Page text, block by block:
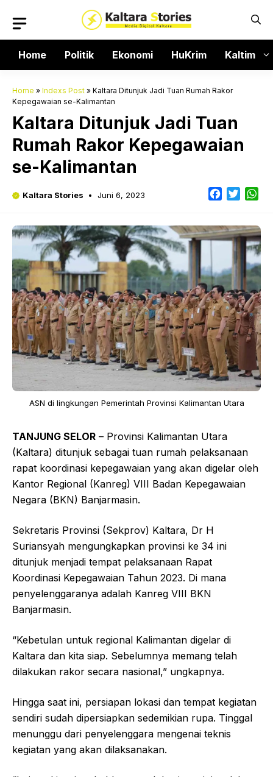
isi
Home
Politik Ekonomi HuKrim Kaltim
Home » Indexs Post » Kaltara Ditunjuk Jadi Tuan Rumah Rakor
Kepegawaian se-Kalimantan
Kaltara Ditunjuk Jadi Tuan
Rumah Rakor Kepegawaian
se-Kalimantan
Kaltara Stories Juni 6, 2023 Facebook
Twitter
ASN di lingkungan Pemerintah Provinsi Kalimantan Utara
TANJUNG SELOR – Provinsi Kalimantan Utara
(Kaltara) ditunjuk sebagai tuan rumah pelaksanaan
rapat koordinasi kepegawaian yang akan digelar oleh
Kantor Regional (Kanreg) VIII Badan Kepegawaian
Negara (BKN) Banjarmasin.
Sekretaris Provinsi (Sekprov) Kaltara, Dr H
Suriansyah mengungkapkan provinsi ke 34 ini
ditunjuk menjadi tempat pelaksanaan Rapat
Koordinasi Kepegawaian Tahun 2023. Di mana
penyelenggaranya adalah Kanreg VIII BKN
Banjarmasin.
“Kebetulan untuk regional Kalimantan digelar di
Kaltara dan kita siap. Sebelumnya memang telah
dilakukan rakor secara nasional,” ungkapnya.
Hingga saat ini, persiapan lokasi dan tempat kegiatan
sendiri sudah dipersiapkan sedemikian rupa. Tinggal
menunggu dari penyelenggara mengenai teknis
kegiatan yang akan dilaksanakan.